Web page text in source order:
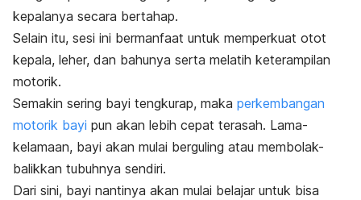
kepalanya secara bertahap.
Selain itu, sesi ini bermanfaat untuk memperkuat otot
kepala, leher, dan bahunya serta melatih keterampilan
motorik.
Semakin sering bayi tengkurap, maka perkembangan
motorik bayi pun akan lebih cepat terasah. Lama-
kelamaan, bayi akan mulai berguling atau membolak-
balikkan tubuhnya sendiri.
Dari sini, bayi nantinya akan mulai belajar untuk bisa